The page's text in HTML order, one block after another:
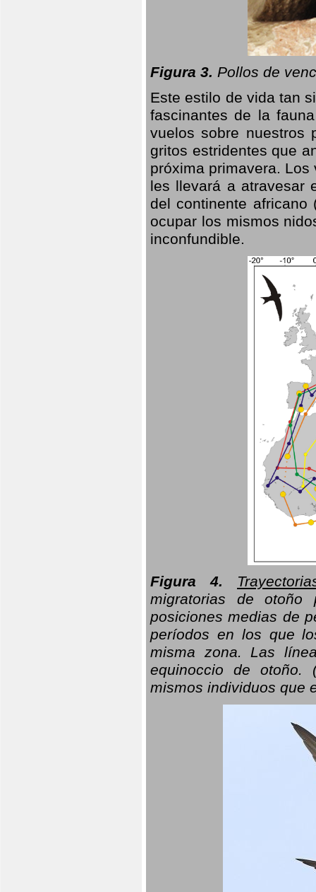
Figura 3. Pollos de
Este estilo de vida tan
fascinantes de la
vuelos sobre nuestros
gritos estridentes que
próxima primavera.
les llevará a atravesar
del continente
ocupar los mismos
inconfundible.
Figura 4.
migratorias de otoño
posiciones medias de
períodos en los que
misma zona. Las
equinoccio de otoño.
mismos individuos que